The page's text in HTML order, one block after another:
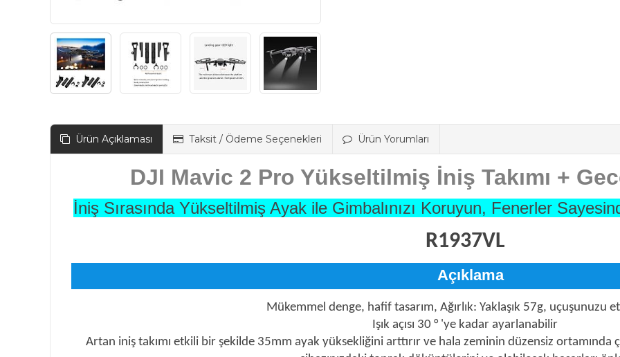
Ürün Açıklaması Taksit / Ödeme Seçenekleri Ürün Yorumları
DJI Mavic 2 Pro Yükseltilmiş İniş Takımı +
İniş Sırasında Yükseltilmiş Ayak ile Gimbalınızı Koruyun, Fenerler
R1937VL
Açıklama
Mükemmel denge, hafif tasarım, Ağırlık: Yaklaşık 57g, uçuşunuzu
Işık açısı 30 ° 'ye kadar ayarlanabilir
Artan iniş takımı etkili bir şekilde 35mm ayak yüksekliğini arttırır ve hala zeminin düzensiz ortamında